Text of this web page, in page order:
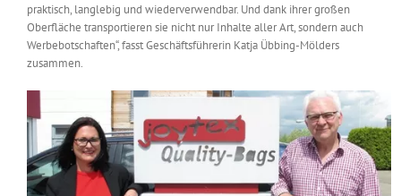
praktisch, langlebig und wiederverwendbar. Und dank ihrer großen
Oberfläche transportieren sie nicht nur Inhalte aller Art, sondern auch
Werbebotschaften“, fasst Geschäftsführerin Katja Übbing-Mölders
zusammen.